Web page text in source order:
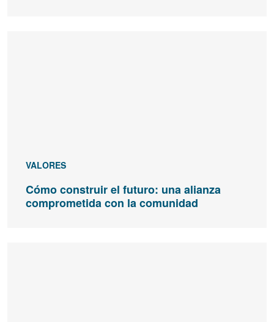
VALORES
Cómo construir el futuro: una alianza
comprometida con la comunidad